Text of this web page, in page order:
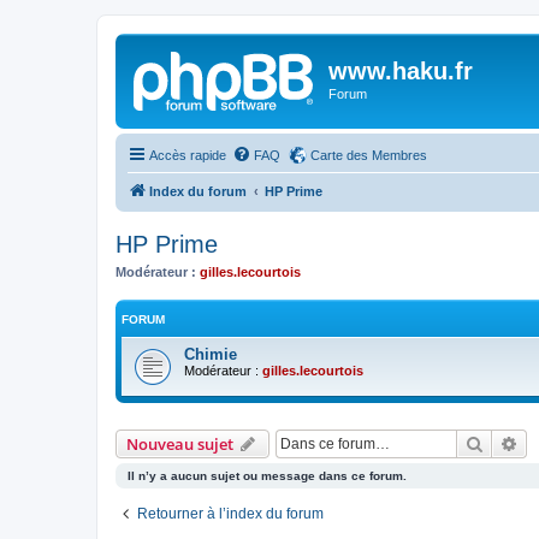
www.haku.fr
Forum
Accès rapide FAQ Carte des Membres
Index du forum HP Prime
HP Prime
Modérateur : gilles.lecourtois
FORUM
Chimie
Modérateur : gilles.lecourtois
Nouveau sujet
Il n’y a aucun sujet ou message dans ce forum.
Retourner à l’index du forum